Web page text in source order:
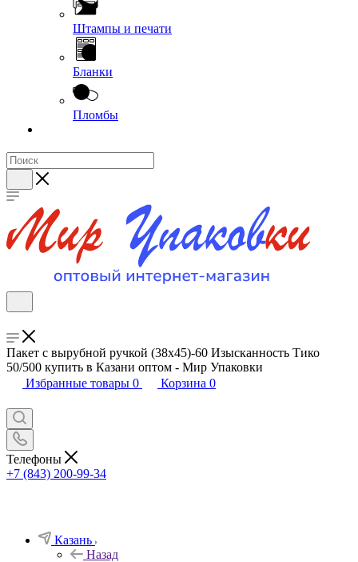
Штампы и печати
Бланки
Пломбы
Пакет с вырубной ручкой (38х45)-60 Изысканность Тико
50/500 купить в Казани оптом - Мир Упаковки
Избранные товары 0 Корзина 0
Телефоны
+7 (843) 200-99-34
Казань
Назад